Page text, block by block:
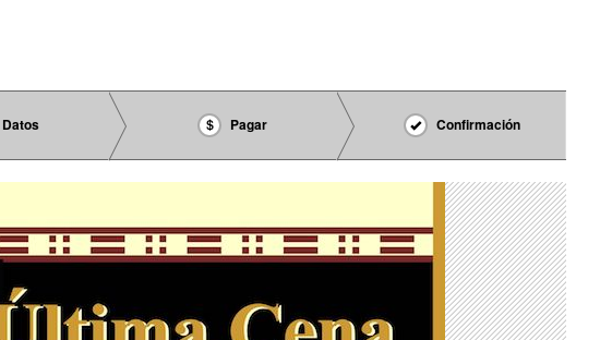
Datos Pagar Confirmación